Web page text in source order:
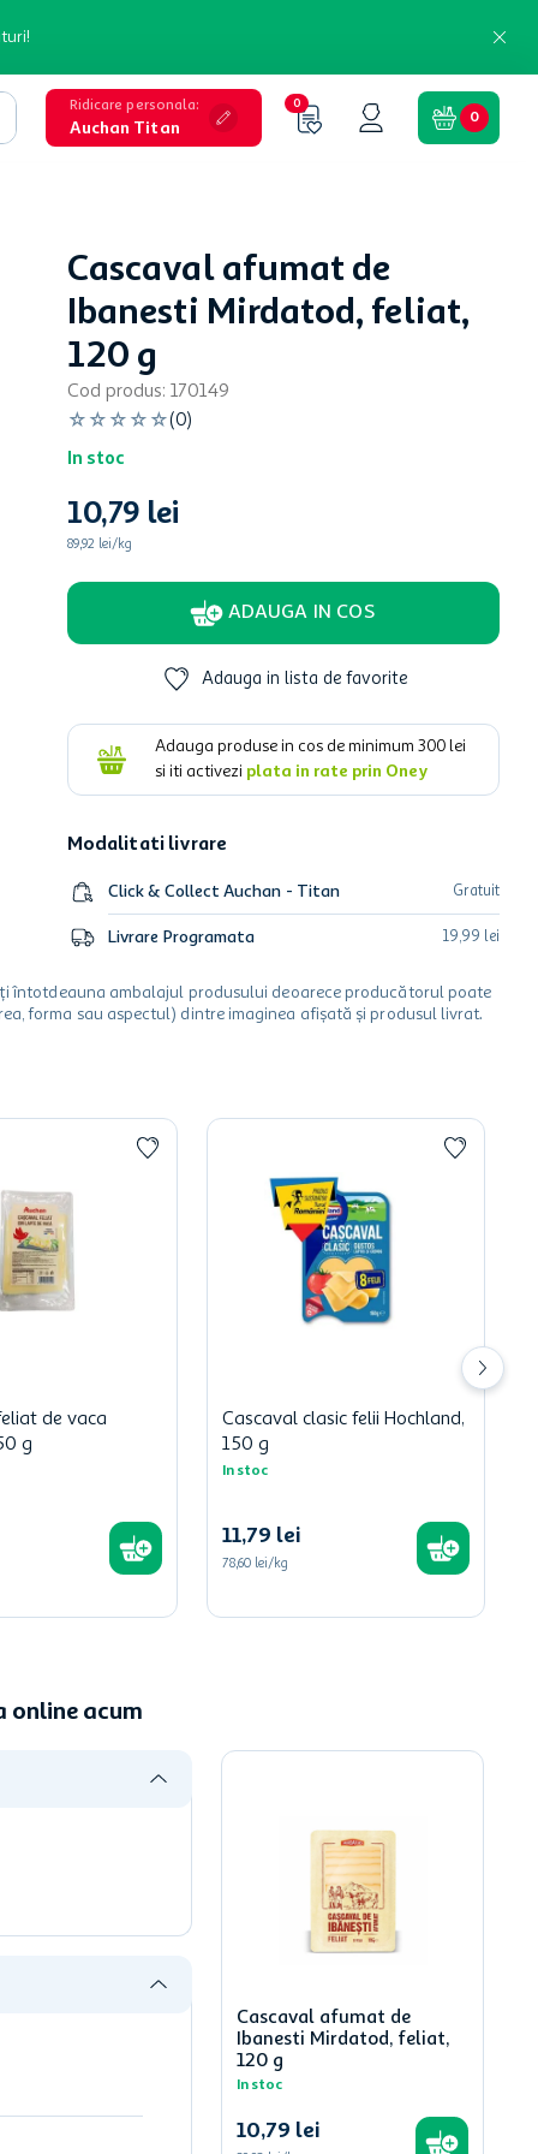
Ridicare personala:
Auchan Titan
0
0
Cascaval afumat de
Ibanesti Mirdatod, feliat,
120 g
Cod produs: 170149
☆ ☆ ☆ ☆ ☆(0)
In stoc
10,79 lei
89,92 lei/kg
ADAUGA IN COS
Adauga in lista de favorite
Adauga produse in cos de minimum 300 lei
si iti activezi plata in rate prin Oney
Modalitati livrare
Click & Collect Auchan - Titan Gratuit
Livrare Programata 19,99 lei
întotdeauna ambalajul produsului deoarece producătorul poate
forma sau aspectul) dintre imaginea afișată și produsul livrat.
de vaca
g
Cascaval clasic felii Hochland,
150 g
In stoc
11,79 lei
78,60 lei/kg
online acum
Cascaval afumat de
Ibanesti Mirdatod, feliat,
120 g
In stoc
10,79 lei